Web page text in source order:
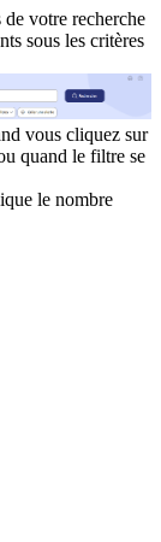
votre recherche
sous les critères
vous cliquez sur
quand le filtre se
le nombre